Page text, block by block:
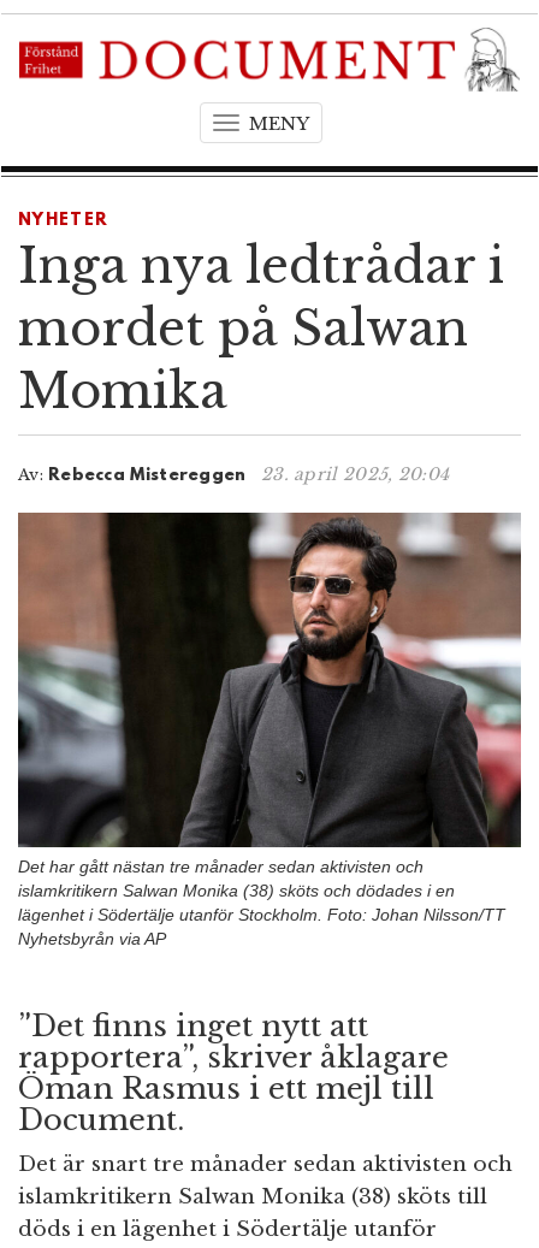
MENYT
g
l
e
a
t
o
n
NYHETER
Inga nya ledtrådar i
mordet på Salwan
Momika
Av: Rebecca Mistereggen 23. april 2025, 20:04
Det har gått nästan tre månader sedan aktivisten och
islamkritikern Salwan Monika (38) sköts och dödades i en
lägenhet i Södertälje utanför Stockholm. Foto: Johan Nilsson/TT
Nyhetsbyrån via AP
”Det finns inget nytt att
rapportera”, skriver åklagare
Öman Rasmus i ett mejl till
Document.
Det är snart tre månader sedan aktivisten och
islamkritikern Salwan Monika (38) sköts till
döds i en lägenhet i Södertälje utanför